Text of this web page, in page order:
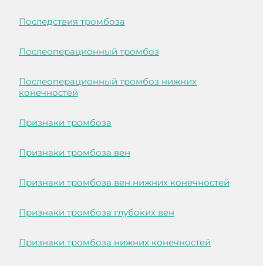
Последствия тромбоза
Послеоперационный тромбоз
Послеоперационный тромбоз нижних
конечностей
Признаки тромбоза
Признаки тромбоза вен
Признаки тромбоза вен нижних конечностей
Признаки тромбоза глубоких вен
Признаки тромбоза нижних конечностей